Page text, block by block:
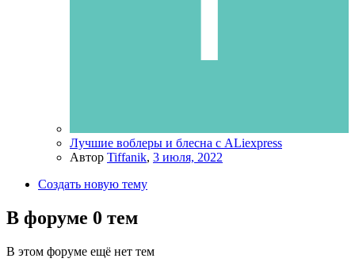
Лучшие воблеры и блесна с ALiexpress
Автор Tiffanik, 3 июля, 2022
Создать новую тему
В форуме 0 тем
В этом форуме ещё нет тем